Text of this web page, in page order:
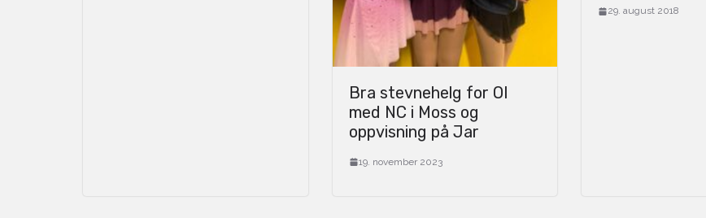
Bra stevnehelg for OI
med NC i Moss og
oppvisning på Jar
19. november 2023
29. august 2018